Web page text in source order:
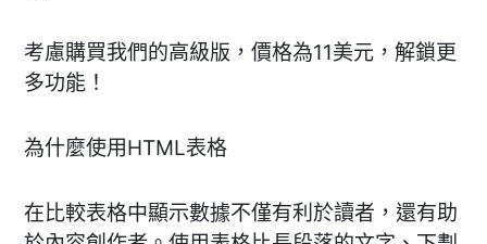
考慮購買我們的高級版，價格為11美元，解鎖更
多功能！
為什麼使用HTML表格
在比較表格中顯示數據不僅有利於讀者，還有助